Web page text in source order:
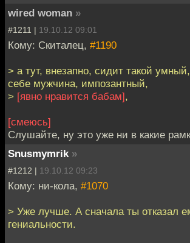
wired woman »
#1211 | 19.10.12 09:01
Кому: Скиталец, #1190
> а тут, внезапно, сидит такой
себе мужчина, импозантный,
> [явно нравится бабам],
[смеюсь]
Слушайте, ну это уже ни в какие
Snusmymrik »
#1212 | 19.10.12 09:23
Кому: ни-кола, #1070
> Уже лучше. А сначала ты отказал
гениальности.